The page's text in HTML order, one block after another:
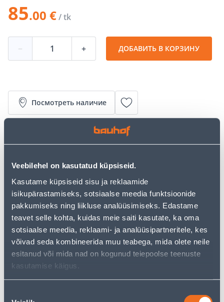
Veebilehel on kasutatud küpsiseid.
Kasutame küpsiseid sisu ja reklaamide
isikupärastamiseks, sotsiaalse meedia funktsioonide
pakkumiseks ning liikluse analüüsimiseks. Edastame
teavet selle kohta, kuidas meie saiti kasutate, ka oma
sotsiaalse meedia, reklaami- ja analüüsipartneritele, kes
võivad seda kombineerida muu teabega, mida olete neile
esitanud või mida nad on kogunud teiepoolse teenuste
kasutamise käigus.
85.00 €/ tk
− + ДОБАВИТЬ В КОРЗИНУ
Посмотреть наличие
Ежемесячный платеж 14
Предполагаемая доставка 4,99 € от 2-5 tööpäeva
Посылочный автомат от 2,29 € с 2-5 tööpäeva
Забрать в магазине, с 09.08.2026